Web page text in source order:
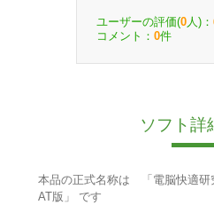
ユーザーの評価(0 人)：
コメント： 0件
ソフト詳
本品の正式名称は 「電脳快適研
AT版」 です